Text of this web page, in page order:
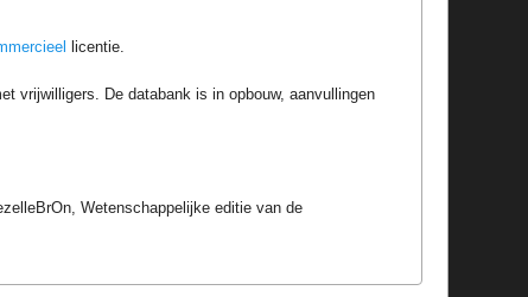
licentie.
vrijwilligers. De databank is in opbouw, aanvullingen
Wetenschappelijke editie van de